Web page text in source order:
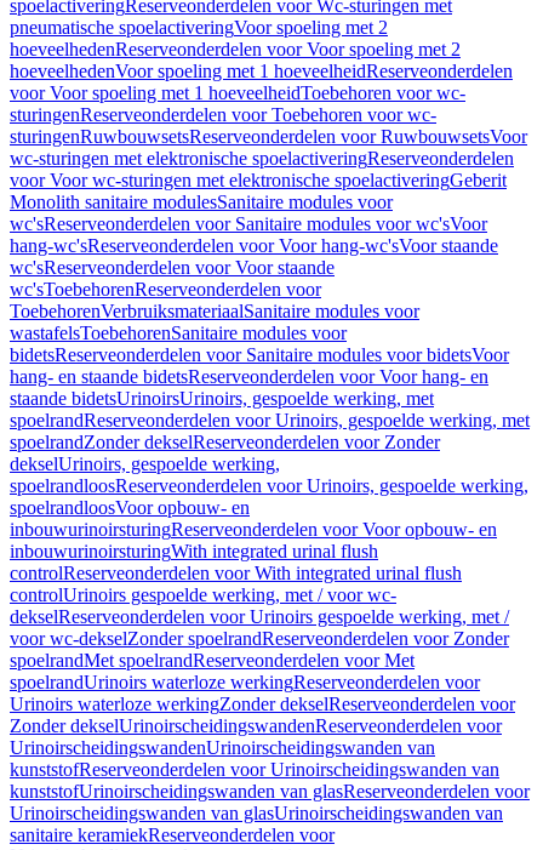
spoelactiveringReserveonderdelen voor Wc-sturingen met
pneumatische spoelactiveringVoor spoeling met 2
hoeveelhedenReserveonderdelen voor Voor spoeling met 2
hoeveelhedenVoor spoeling met 1 hoeveelheidReserveonderdelen
voor Voor spoeling met 1 hoeveelheidToebehoren voor wc-
sturingenReserveonderdelen voor Toebehoren voor wc-
sturingenRuwbouwsetsReserveonderdelen voor RuwbouwsetsVoor
wc-sturingen met elektronische spoelactiveringReserveonderdelen
voor Voor wc-sturingen met elektronische spoelactiveringGeberit
Monolith sanitaire modulesSanitaire modules voor
wc'sReserveonderdelen voor Sanitaire modules voor wc'sVoor
hang-wc'sReserveonderdelen voor Voor hang-wc'sVoor staande
wc'sReserveonderdelen voor Voor staande
wc'sToebehorenReserveonderdelen voor
ToebehorenVerbruiksmateriaalSanitaire modules voor
wastafelsToebehorenSanitaire modules voor
bidetsReserveonderdelen voor Sanitaire modules voor bidetsVoor
hang- en staande bidetsReserveonderdelen voor Voor hang- en
staande bidetsUrinoirsUrinoirs, gespoelde werking, met
spoelrandReserveonderdelen voor Urinoirs, gespoelde werking, met
spoelrandZonder dekselReserveonderdelen voor Zonder
dekselUrinoirs, gespoelde werking,
spoelrandloosReserveonderdelen voor Urinoirs, gespoelde werking,
spoelrandloosVoor opbouw- en
inbouwurinoirsturingReserveonderdelen voor Voor opbouw- en
inbouwurinoirsturingWith integrated urinal flush
controlReserveonderdelen voor With integrated urinal flush
controlUrinoirs gespoelde werking, met / voor wc-
dekselReserveonderdelen voor Urinoirs gespoelde werking, met /
voor wc-dekselZonder spoelrandReserveonderdelen voor Zonder
spoelrandMet spoelrandReserveonderdelen voor Met
spoelrandUrinoirs waterloze werkingReserveonderdelen voor
Urinoirs waterloze werkingZonder dekselReserveonderdelen voor
Zonder dekselUrinoirscheidingswandenReserveonderdelen voor
UrinoirscheidingswandenUrinoirscheidingswanden van
kunststofReserveonderdelen voor Urinoirscheidingswanden van
kunststofUrinoirscheidingswanden van glasReserveonderdelen voor
Urinoirscheidingswanden van glasUrinoirscheidingswanden van
sanitaire keramiekReserveonderdelen voor